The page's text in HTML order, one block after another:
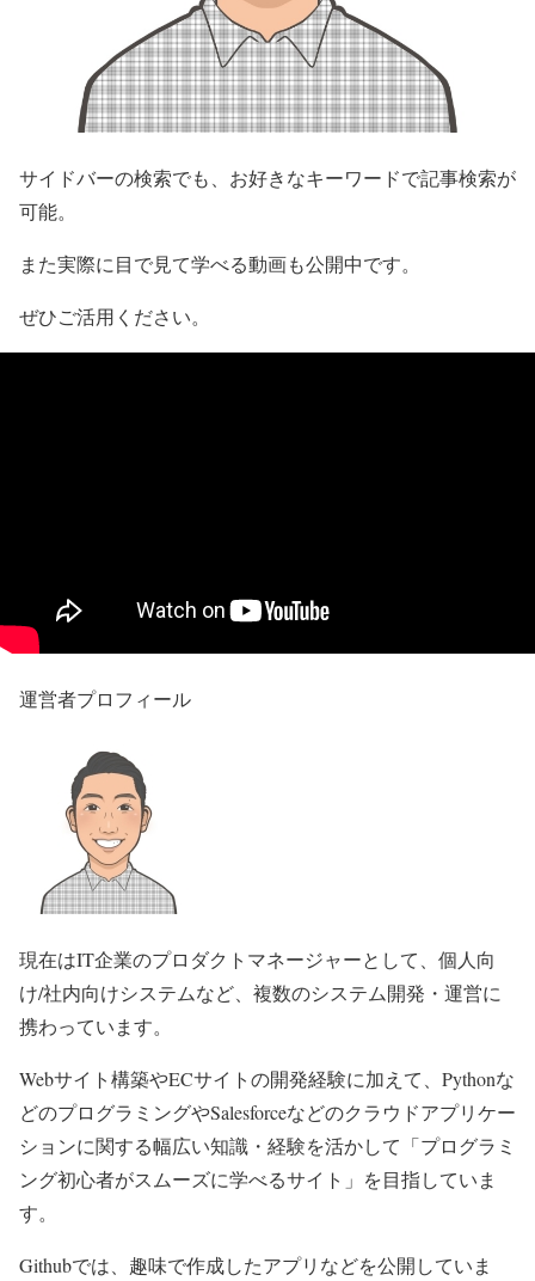
サイドバーの検索でも、お好きなキーワードで記事検索が
可能。
また実際に目で見て学べる動画も公開中です。
ぜひご活用ください。
運営者プロフィール
現在はIT企業のプロダクトマネージャーとして、個人向
け/社内向けシステムなど、複数のシステム開発・運営に
携わっています。
Webサイト構築やECサイトの開発経験に加えて、Pythonな
どのプログラミングやSalesforceなどのクラウドアプリケー
ションに関する幅広い知識・経験を活かして「プログラミ
ング初心者がスムーズに学べるサイト」を目指していま
す。
Githubでは、趣味で作成したアプリなどを公開していま